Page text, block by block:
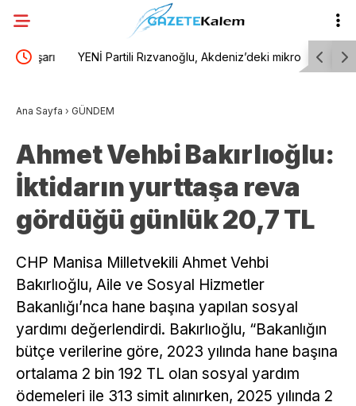
YENİ Partili Rızvanoğlu, Akdeniz’deki mikroplastik
Ana Sayfa › GÜNDEM
Ahmet Vehbi Bakırlıoğlu:
İktidarın yurttaşa reva
gördüğü günlük 20,7 TL
CHP Manisa Milletvekili Ahmet Vehbi
Bakırlıoğlu, Aile ve Sosyal Hizmetler
Bakanlığı’nca hane başına yapılan sosyal
yardımı değerlendirdi. Bakırlıoğlu, “Bakanlığın
bütçe verilerine göre, 2023 yılında hane başına
ortalama 2 bin 192 TL olan sosyal yardım
ödemeleri ile 313 simit alınırken, 2025 yılında 2